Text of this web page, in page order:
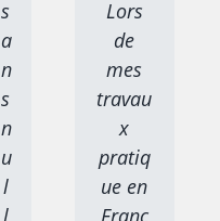
s
a
n
s
n
u
l
l
Lors
de
mes
travau
x
pratiq
ue en
Franc